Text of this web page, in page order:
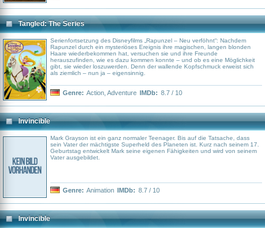
Tangled: The Series
Serienfortsetzung des Disneyfilms „Rapunzel – Neu verföhnt“: Nachdem
Rapunzel durch ein mysteriöses Ereignis ihre magischen, langen blonden
Haare wiederbekommen hat, versuchen sie und ihre Freunde
herauszufinden, wie es dazu kommen konnte – und ob es eine Möglichkeit
gibt, sie wieder loszuwerden. Denn der wallende Kopfschmuck erweist sich
als ziemlich – nun ja – eigensinnig.
Genre: Action Adventure IMDb: 8.7 / 10
Invincible
Mark Grayson ist ein ganz normaler Teenager. Bis auf die Tatsache, dass
sein Vater der mächtigste Superheld des Planeten ist. Kurz nach seinem 17.
Geburtstag entwickelt Mark seine eigenen Fähigkeiten und wird von seinem
Vater ausgebildet.
Genre: Animation IMDb: 8.7 / 10
Invincible